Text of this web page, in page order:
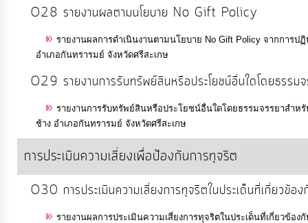
O28 รายงานผลตามนโยบาย No Gift Policy
รายงานผลการดำเนินงานตามนโยบาย No Gift Policy จากการ
อำเภอกันทรารมย์ จังหวัดศรีสะเกษ
O29 รายงานการรับทรัพย์สินหรือประโยชน์อื่นใดโดยธรรม
รายงานการรับทรัพย์สินหรือประโยชน์อื่นใดโดยธรรมจรรยาสำ
ช้าง อำเภอกันทรารมย์ จังหวัดศรีสะเกษ
การประเมินความเสี่ยงเพื่อป้องกันการทุจริต
O30 การประเมินความเสี่ยงการทุจริตในประเด็นที่เกี่ยวข้อ
รายงานผลการประเมินความเสี่ยงการทุจริตในประเด็นที่เกี่ยวข้